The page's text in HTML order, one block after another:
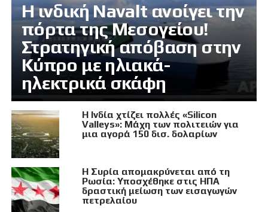
Η ινδική Navalt ανοίγει την
πόρτα της Μεσογείου!
Στρατηγική απόβαση στην
Κύπρο με ηλιακά-
ηλεκτρικά σκάφη
Η Ινδία χτίζει πολλές «Silicon
Valleys»: Μάχη των πολιτειών για
μια αγορά 150 δισ. δολαρίων
Η Συρία απομακρύνεται από τη
Ρωσία: Υποσχέθηκε στις ΗΠΑ
δραστική μείωση των εισαγωγών
πετρελαίου